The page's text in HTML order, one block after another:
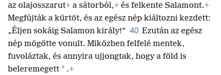
az olajosszarut+ a sátorból,+ és felkente Salamont.+
Megfújták a kürtöt, és az egész nép kiáltozni kezdett:
„Éljen sokáig Salamon király!” 40 Ezután az egész
nép mögötte vonult. Miközben felfelé mentek,
fuvoláztak, és annyira ujjongtak, hogy a föld is
beleremegett * .+